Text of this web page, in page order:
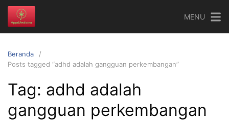
Langsung
konten
MENU
Beranda
Posts tagged “adhd adalah gangguan perkembangan”
Tag: adhd adalah
gangguan perkembangan